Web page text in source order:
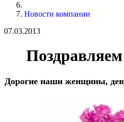
Новости компании
07.03.2013
Дорогие наши женщины,